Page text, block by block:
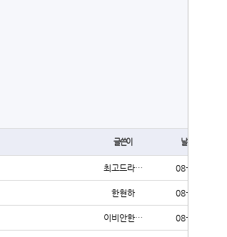
글쓴이 날짜
최고드라… 08-02
한현하 08-02
이비안한… 08-02